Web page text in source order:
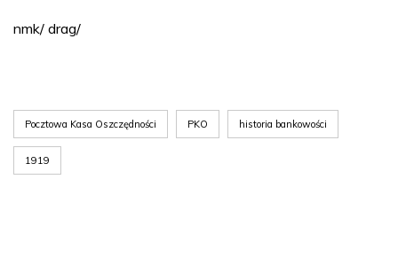
nmk/ drag/
Pocztowa Kasa Oszczędności PKO historia bankowości
1919